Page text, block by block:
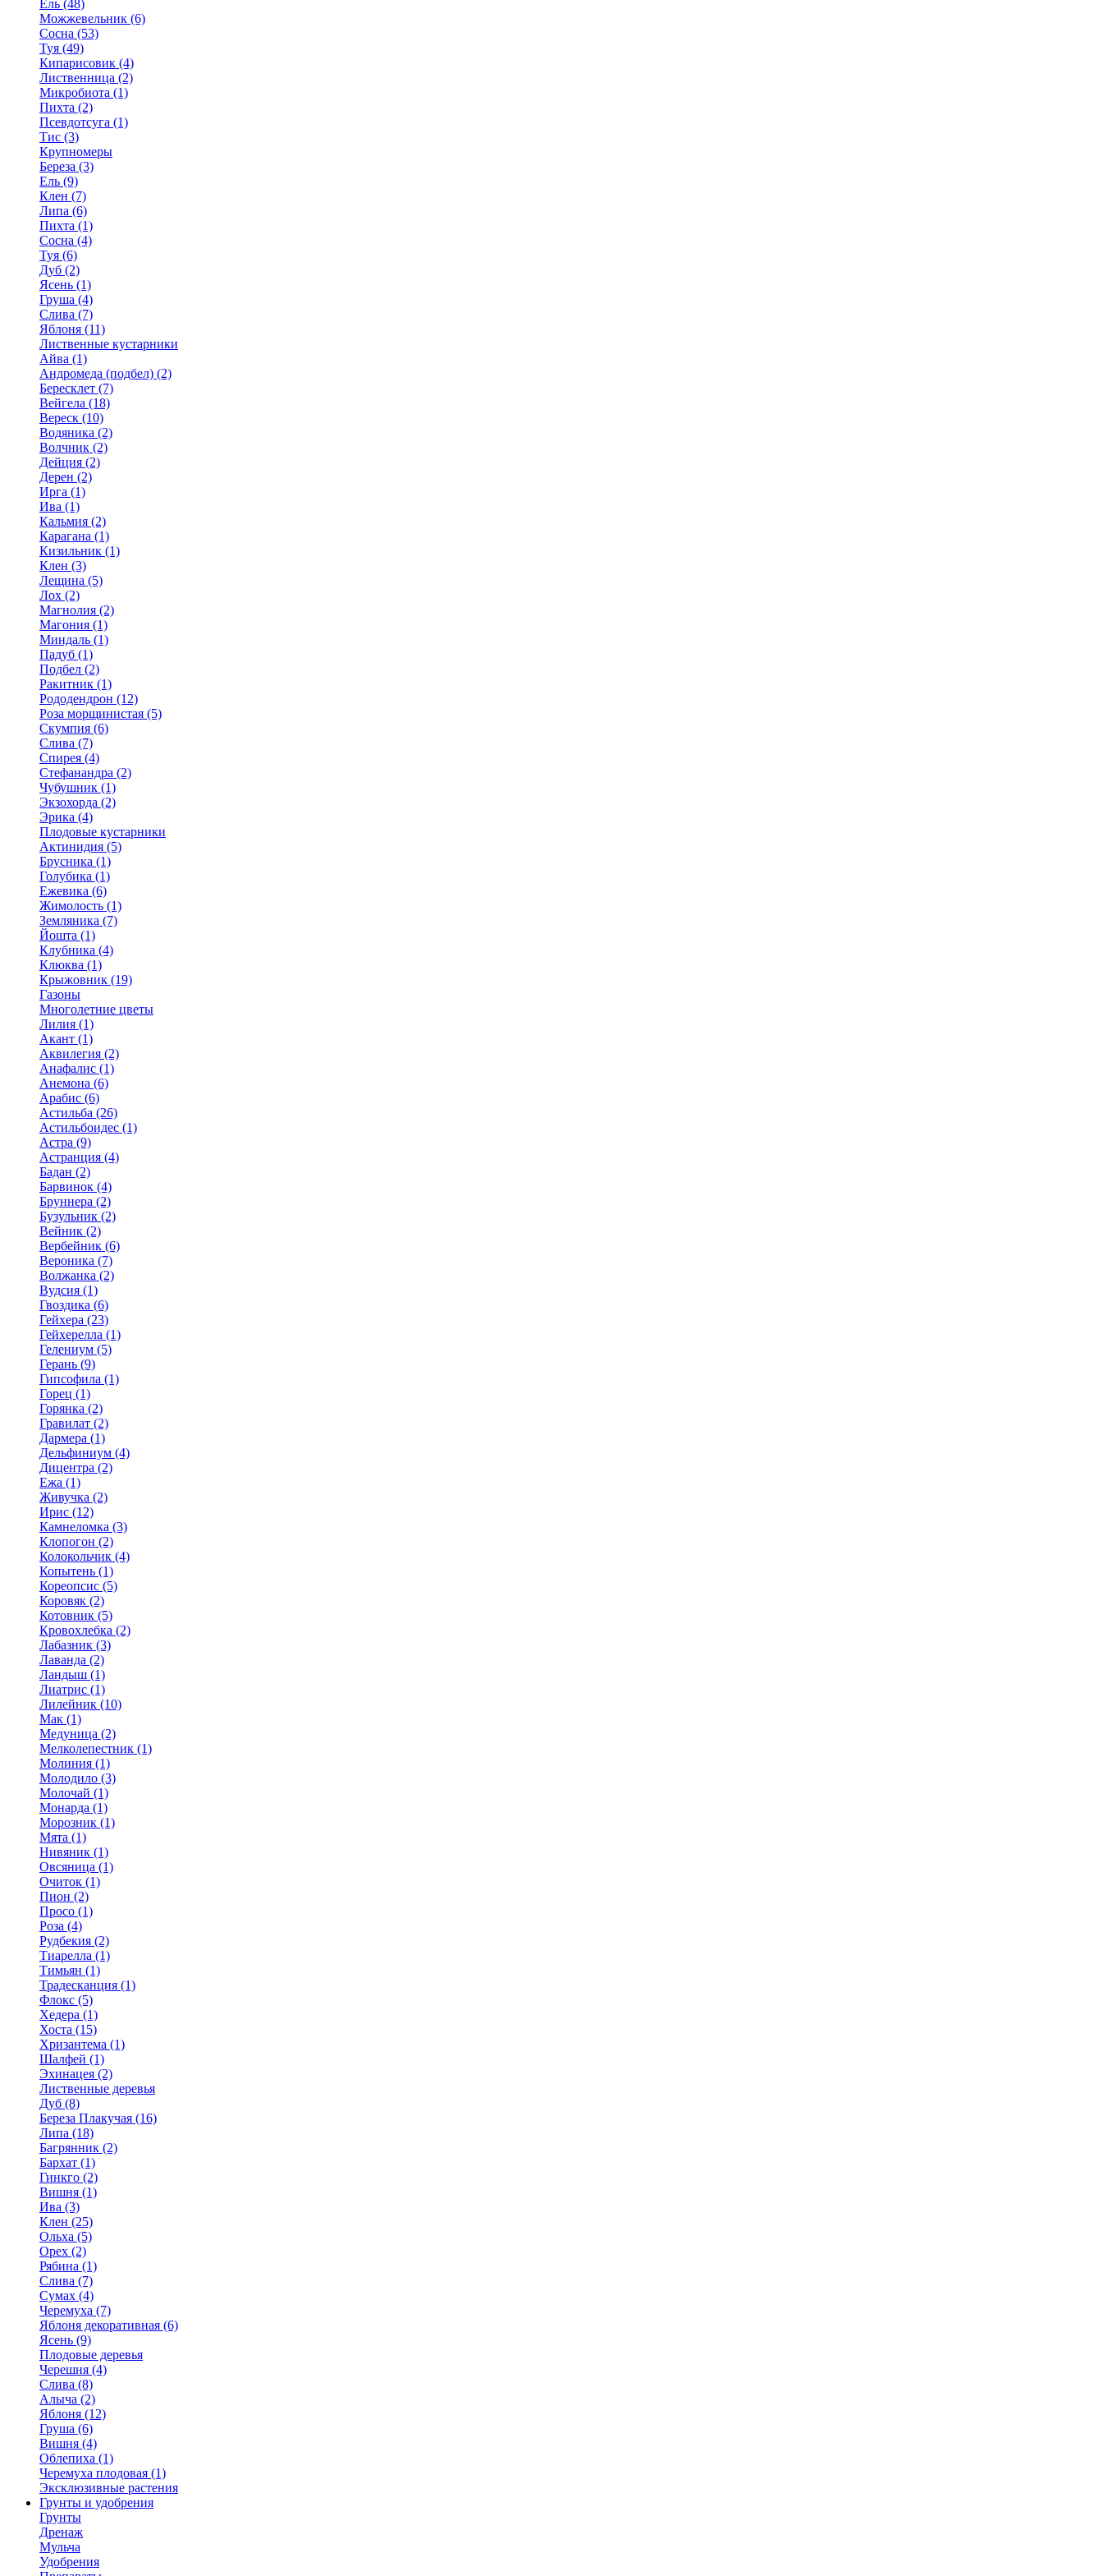
Ель (48)
Можжевельник (6)
Сосна (53)
Туя (49)
Кипарисовик (4)
Лиственница (2)
Микробиота (1)
Пихта (2)
Псевдотсуга (1)
Тис (3)
Крупномеры
Береза (3)
Ель (9)
Клен (7)
Липа (6)
Пихта (1)
Сосна (4)
Туя (6)
Дуб (2)
Ясень (1)
Груша (4)
Слива (7)
Яблоня (11)
Лиственные кустарники
Айва (1)
Андромеда (подбел) (2)
Бересклет (7)
Вейгела (18)
Вереск (10)
Водяника (2)
Волчник (2)
Дейция (2)
Дерен (2)
Ирга (1)
Ива (1)
Кальмия (2)
Карагана (1)
Кизильник (1)
Клен (3)
Лещина (5)
Лох (2)
Магнолия (2)
Магония (1)
Миндаль (1)
Падуб (1)
Подбел (2)
Ракитник (1)
Рододендрон (12)
Роза морщинистая (5)
Скумпия (6)
Слива (7)
Спирея (4)
Стефанандра (2)
Чубушник (1)
Экзохорда (2)
Эрика (4)
Плодовые кустарники
Актинидия (5)
Брусника (1)
Голубика (1)
Ежевика (6)
Жимолость (1)
Земляника (7)
Йошта (1)
Клубника (4)
Клюква (1)
Крыжовник (19)
Газоны
Многолетние цветы
Лилия (1)
Акант (1)
Аквилегия (2)
Анафалис (1)
Анемона (6)
Арабис (6)
Астильба (26)
Астильбоидес (1)
Астра (9)
Астранция (4)
Бадан (2)
Барвинок (4)
Бруннера (2)
Бузульник (2)
Вейник (2)
Вербейник (6)
Вероника (7)
Волжанка (2)
Вудсия (1)
Гвоздика (6)
Гейхера (23)
Гейхерелла (1)
Гелениум (5)
Герань (9)
Гипсофила (1)
Горец (1)
Горянка (2)
Гравилат (2)
Дармера (1)
Дельфиниум (4)
Дицентра (2)
Ежа (1)
Живучка (2)
Ирис (12)
Камнеломка (3)
Клопогон (2)
Колокольчик (4)
Копытень (1)
Кореопсис (5)
Коровяк (2)
Котовник (5)
Кровохлебка (2)
Лабазник (3)
Лаванда (2)
Ландыш (1)
Лиатрис (1)
Лилейник (10)
Мак (1)
Медуница (2)
Мелколепестник (1)
Молиния (1)
Молодило (3)
Молочай (1)
Монарда (1)
Морозник (1)
Мята (1)
Нивяник (1)
Овсяница (1)
Очиток (1)
Пион (2)
Просо (1)
Роза (4)
Рудбекия (2)
Тиарелла (1)
Тимьян (1)
Традесканция (1)
Флокс (5)
Хедера (1)
Хоста (15)
Хризантема (1)
Шалфей (1)
Эхинацея (2)
Лиственные деревья
Дуб (8)
Береза Плакучая (16)
Липа (18)
Багрянник (2)
Бархат (1)
Гинкго (2)
Вишня (1)
Ива (3)
Клен (25)
Ольха (5)
Орех (2)
Рябина (1)
Слива (7)
Сумах (4)
Черемуха (7)
Яблоня декоративная (6)
Ясень (9)
Плодовые деревья
Черешня (4)
Слива (8)
Алыча (2)
Яблоня (12)
Груша (6)
Вишня (4)
Облепиха (1)
Черемуха плодовая (1)
Эксклюзивные растения
Грунты и удобрения
Грунты
Дренаж
Мульча
Удобрения